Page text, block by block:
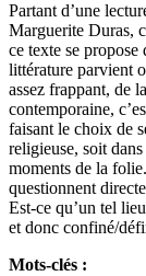
Partant d’une
Marguerite Duras,
ce texte se
littérature parvient
assez frappant, de
contemporaine,
faisant le choix de
religieuse, soit
moments de la
questionnent
Est-ce qu’un tel
et donc confiné/
Mots-clés :